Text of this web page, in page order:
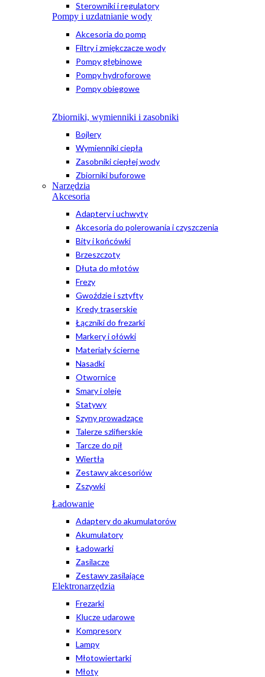
Sterowniki i regulatory
Pompy i uzdatnianie wody
Akcesoria do pomp
Filtry i zmiękczacze wody
Pompy głębinowe
Pompy hydroforowe
Pompy obiegowe
Zbiorniki, wymienniki i zasobniki
Bojlery
Wymienniki ciepła
Zasobniki ciepłej wody
Zbiorniki buforowe
Narzędzia
Akcesoria
Adaptery i uchwyty
Akcesoria do polerowania i czyszczenia
Bity i końcówki
Brzeszczoty
Dłuta do młotów
Frezy
Gwoździe i sztyfty
Kredy traserskie
Łączniki do frezarki
Markery i ołówki
Materiały ścierne
Nasadki
Otwornice
Smary i oleje
Statywy
Szyny prowadzące
Talerze szlifierskie
Tarcze do pił
Wiertła
Zestawy akcesoriów
Zszywki
Ładowanie
Adaptery do akumulatorów
Akumulatory
Ładowarki
Zasilacze
Zestawy zasilające
Elektronarzędzia
Frezarki
Klucze udarowe
Kompresory
Lampy
Młotowiertarki
Młoty